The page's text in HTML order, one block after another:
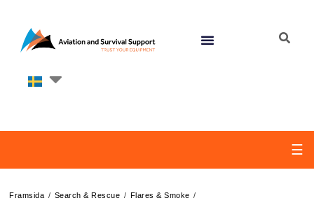
☰
Framsida / Search & Rescue / Flares & Smoke /